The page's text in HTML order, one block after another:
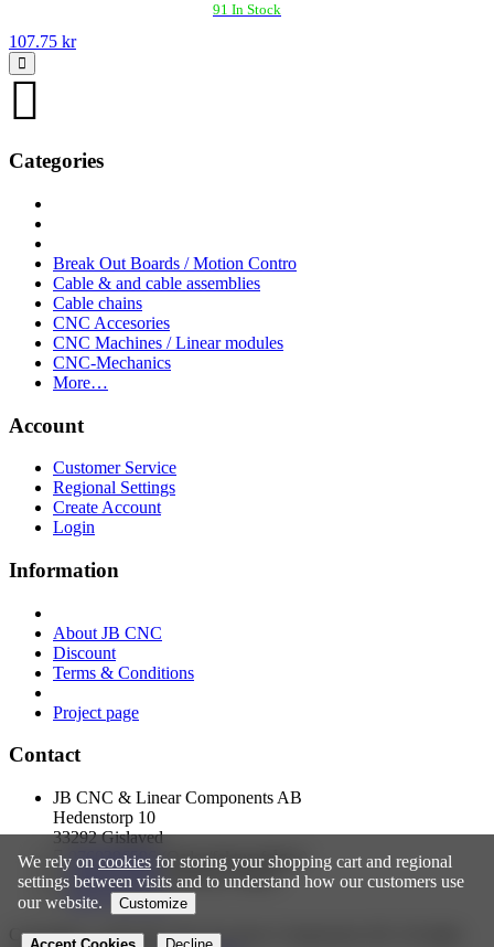
91 In Stock
107.75 kr
We rely on cookies for storing your shopping cart and regional
settings between visits and to understand how our customers use
our website.
Customize
Functionality Cookies
Categories
Break Out Boards / Motion Contro
Cable & and cable assemblies
Cable chains
CNC Accesories
CNC Machines / Linear modules
CNC-Mechanics
More…
Account
Customer Service
Regional Settings
Create Account
Login
Information
About JB CNC
Discount
Terms & Conditions
Project page
Contact
JB CNC & Linear Components AB
Hedenstorp 10
33292 Gislaved
0760396596(Order/fakturafrågor)
0705275289(Tekniska frågor)
info@jbcnc.se
Copyright © 2026 JB CNC & Linear Components AB. All rights